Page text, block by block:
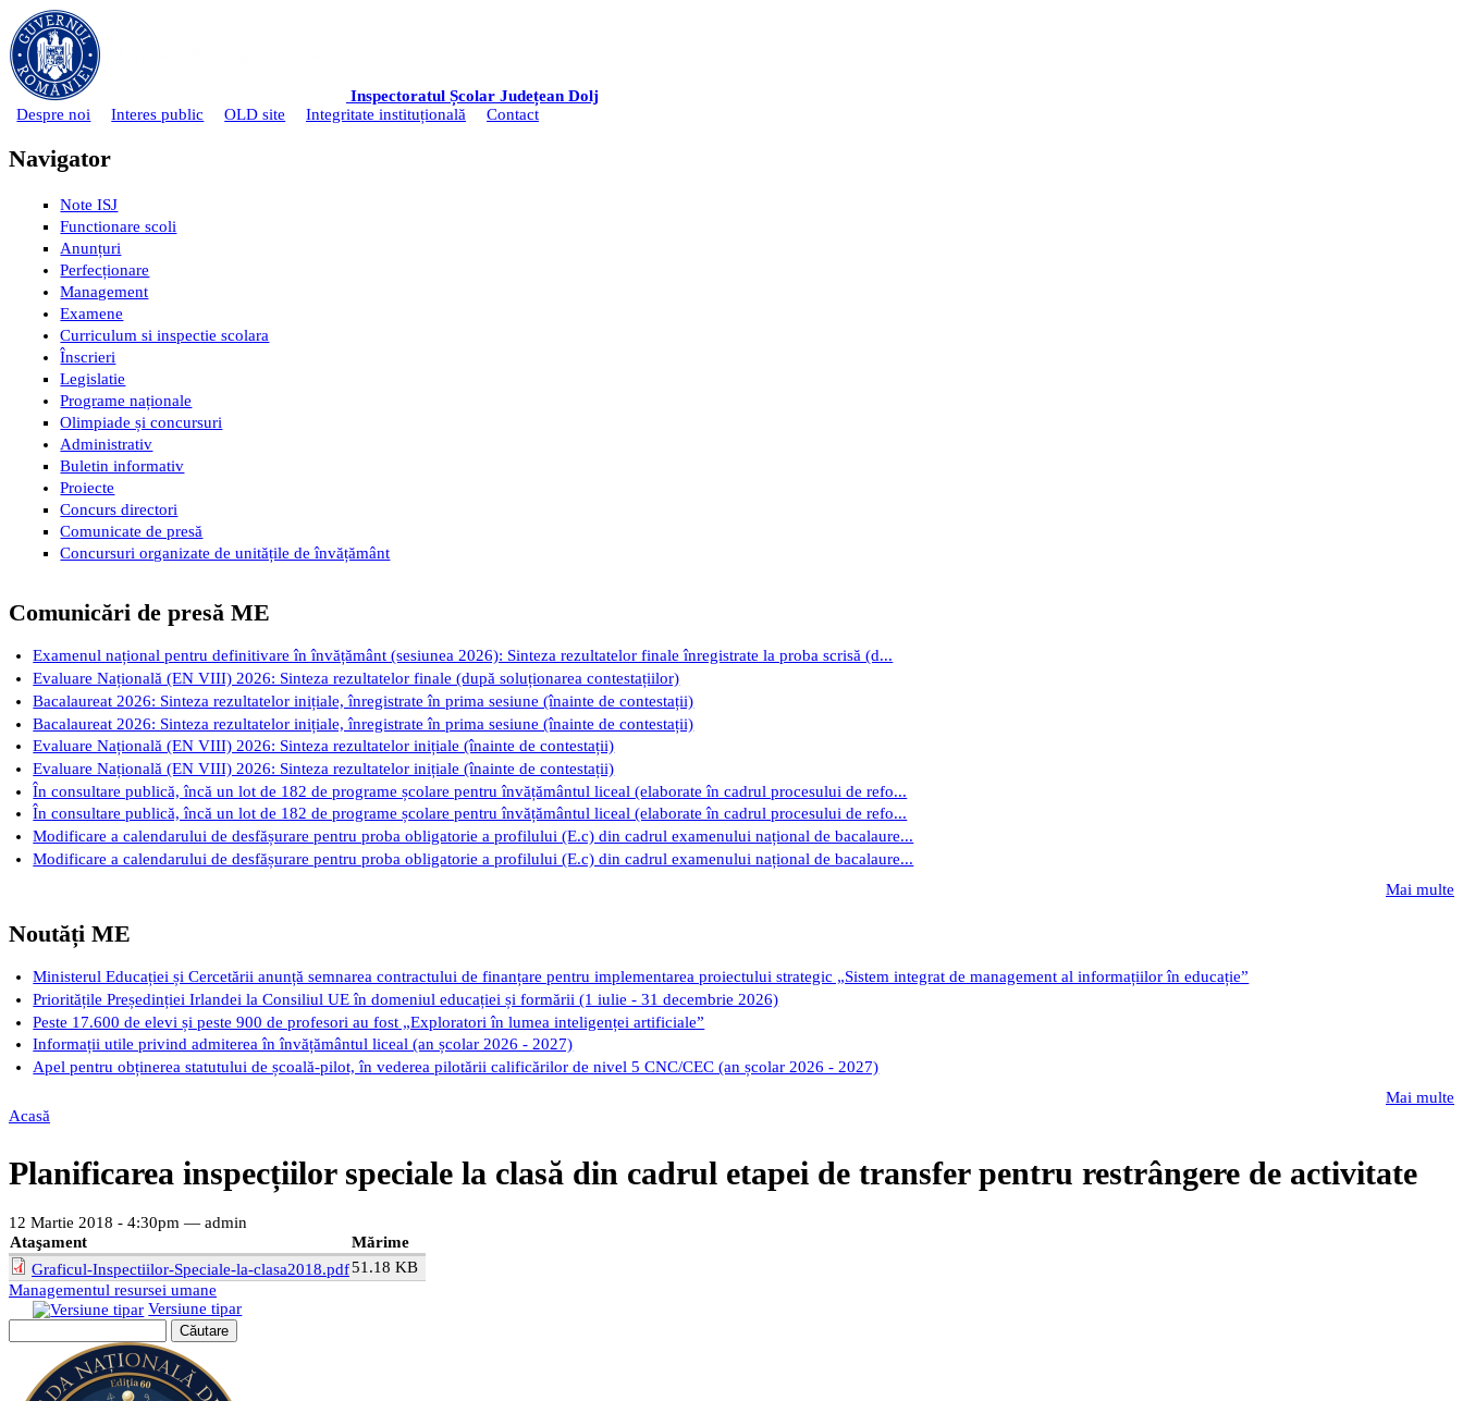
Mergi la conţinutul principal
Inspectoratul Școlar Județean Dolj
Despre noi Interes public OLD site Integritate instituțională Contact
Navigator
Note ISJ
Functionare scoli
Anunțuri
Perfecționare
Management
Examene
Curriculum si inspectie scolara
Înscrieri
Legislatie
Programe naționale
Olimpiade și concursuri
Administrativ
Buletin informativ
Proiecte
Concurs directori
Comunicate de presă
Concursuri organizate de unitățile de învățământ
Comunicări de presă ME
Examenul național pentru definitivare în învățământ (sesiunea 2026): Sinteza rezultatelor finale înregistrate la proba scrisă (d...
Evaluare Națională (EN VIII) 2026: Sinteza rezultatelor finale (după soluționarea contestațiilor)
Bacalaureat 2026: Sinteza rezultatelor inițiale, înregistrate în prima sesiune (înainte de contestații)
Bacalaureat 2026: Sinteza rezultatelor inițiale, înregistrate în prima sesiune (înainte de contestații)
Evaluare Națională (EN VIII) 2026: Sinteza rezultatelor inițiale (înainte de contestații)
Evaluare Națională (EN VIII) 2026: Sinteza rezultatelor inițiale (înainte de contestații)
În consultare publică, încă un lot de 182 de programe școlare pentru învățământul liceal (elaborate în cadrul procesului de refo...
În consultare publică, încă un lot de 182 de programe școlare pentru învățământul liceal (elaborate în cadrul procesului de refo...
Modificare a calendarului de desfășurare pentru proba obligatorie a profilului (E.c) din cadrul examenului național de bacalaure...
Modificare a calendarului de desfășurare pentru proba obligatorie a profilului (E.c) din cadrul examenului național de bacalaure...
Mai multe
Noutăți ME
Ministerul Educației și Cercetării anunță semnarea contractului de finanțare pentru implementarea proiectului strategic „Sistem integrat de management al informațiilor în educație”
Prioritățile Președinției Irlandei la Consiliul UE în domeniul educației și formării (1 iulie - 31 decembrie 2026)
Peste 17.600 de elevi și peste 900 de profesori au fost „Exploratori în lumea inteligenței artificiale”
Informații utile privind admiterea în învățământul liceal (an școlar 2026 - 2027)
Apel pentru obținerea statutului de școală-pilot, în vederea pilotării calificărilor de nivel 5 CNC/CEC (an școlar 2026 - 2027)
Mai multe
Acasă
Planificarea inspecțiilor speciale la clasă din cadrul etapei de transfer pentru restrângere de activitate
12 Martie 2018 - 4:30pm — admin
Ataşament
Mărime
Graficul-Inspectiilor-Speciale-la-clasa2018.pdf51.18 KB
Managementul resursei umane
Versiune tipar
Formular de căutare